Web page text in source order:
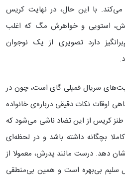
می‌کند. با این حال، در نهایت کریس
استویی و خواهرش مگ که اغلب
دارد تصویری از یک نوجوان
سریال فمیلی گای است، چون در
اوقات نکات دقیقی درباره‌ی خانواده
کریس از این تضاد ناشی می‌شود که
بچگانه داشته باشد و در لحظه‌ای
دهد. درست مانند پدرش، معمولا از
سلیم بی‌بهره است و همین بی‌منطقی